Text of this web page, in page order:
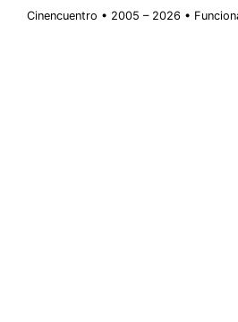
Cinencuentro • 2005 – 2026 •